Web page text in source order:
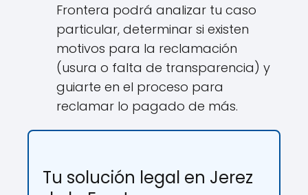
Frontera podrá analizar tu caso
particular, determinar si existen
motivos para la reclamación
(usura o falta de transparencia) y
guiarte en el proceso para
reclamar lo pagado de más.
Tu solución legal en Jerez